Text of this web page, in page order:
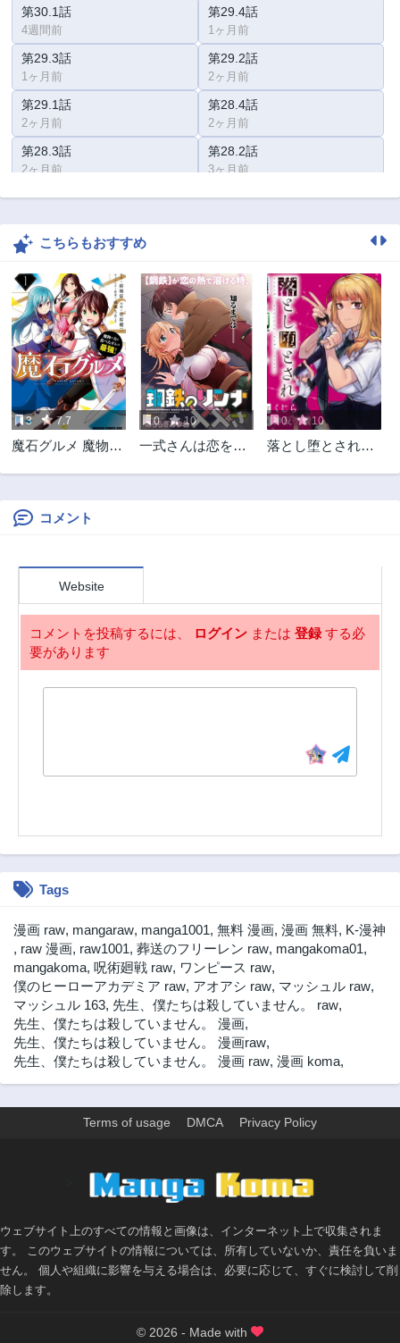
第30.1話
4週間前
第29.4話
1ヶ月前
第29.3話
1ヶ月前
第29.2話
2ヶ月前
第29.1話
2ヶ月前
第28.4話
2ヶ月前
第28.3話
2ヶ月前
第28.2話
3ヶ月前
第28.1話 第27.4話
第27.3話
第27.1話
3ヶ月前
第26.4話
3ヶ月前
第26.3話
3ヶ月前
第26.2話
3ヶ月前
第26.1話
3ヶ月前
第25.4話
3ヶ月前
第25.3話
3ヶ月前
第25.2話
3ヶ月前
第25.1話 第24.3話
第24.2話
第23.4話
3ヶ月前
第23.2話
3ヶ月前
第23.1話
3ヶ月前
第22.4話
3ヶ月前 3ヶ月前
第19.4話
第19.2話
3ヶ月前
第19.1話
3ヶ月前
第19話
3ヶ月前
第18.4話
3ヶ月前
第18.3話
3ヶ月前
第18.2話
3ヶ月前
第18.1話 第17.3話
第17.1話
第16.2話
3ヶ月前
3ヶ月前 3ヶ月前
第15.3話
3ヶ月前
第15.2話
3ヶ月前
こちらもおすすめ
3 7.7
魔石グルメ 魔物の
0 10
一式さんは恋を知
0 10
落とし堕とされ推
コメント
Website
コメントを投稿するには、 ログイン または 登録する必
要があります
Tags
漫画 raw, mangaraw, manga1001, 無料 漫画, 漫画 無料, K-漫神
, raw 漫画, raw1001, 葬送のフリーレン raw, mangakoma01,
mangakoma, 呪術廻戦 raw, ワンピース raw,
僕のヒーローアカデミア raw, アオアシ raw, マッシュル raw,
マッシュル 163, 先生、僕たちは殺していません。 raw,
先生、僕たちは殺していません。 漫画,
先生、僕たちは殺していません。 漫画raw,
先生、僕たちは殺していません。 漫画 raw, 漫画 koma,
Terms of usage DMCA Privacy Policy
ウェブサイト上のすべての情報と画像は、インターネット上で収集されま
す。 このウェブサイトの情報については、所有していないか、責任を負いま
せん。 個人や組織に影響を与える場合は、必要に応じて、すぐに検討して削
除します。
© 2026 - Made with